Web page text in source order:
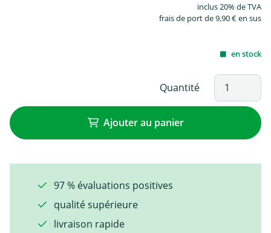
inclus 20% de TVA
frais de port de 9,90 € en sus
en stock
Quantité
Ajouter au panier
97 % évaluations positives
qualité supérieure
livraison rapide